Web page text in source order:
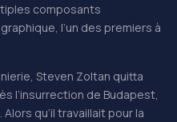
composants
l’un des premiers à
Steven Zoltan quitta
l’insurrection de Budapest,
qu’il travaillait pour la